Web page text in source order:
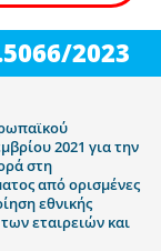
2023
2021 για την
στη
από ορισμένες
εθνικής
εταιρειών και